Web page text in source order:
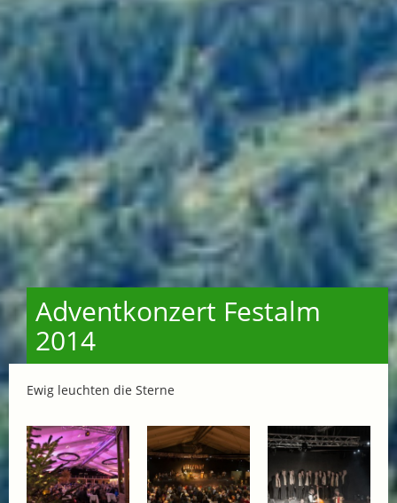
Adventkonzert Festalm
2014
Ewig leuchten die Sterne